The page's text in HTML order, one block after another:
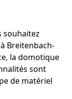
souhaitez
Breitenbach-
la domotique
sont
de matériel